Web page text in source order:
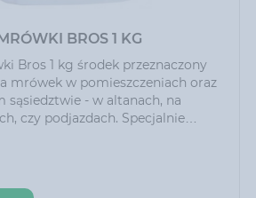
BROS 1 KG
Bros 1 kg środek przeznaczony
mrówek w pomieszczeniach oraz
sąsiedztwie - w altanach, na
czy podjazdach. Specjalnie
produktu. Można go
proszku lub po wcześniejszym